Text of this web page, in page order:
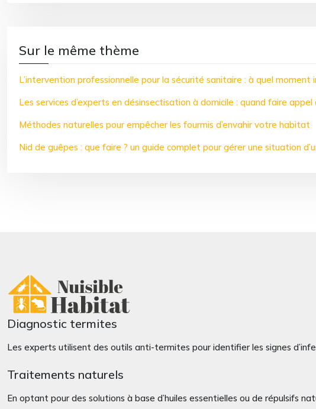
Sur le même thème
L’intervention professionnelle pour la sécurité sanitaire : à quel moment
Les services d’experts en désinsectisation à domicile : quand faire appel
Méthodes naturelles pour empêcher les fourmis d’envahir votre habitat
Nid de guêpes : que faire ? un guide complet pour gérer une situation
Diagnostic termites
Les experts utilisent des outils anti-termites pour identifier les signes
Traitements naturels
En optant pour des solutions à base d’huiles essentielles ou de répulsifs